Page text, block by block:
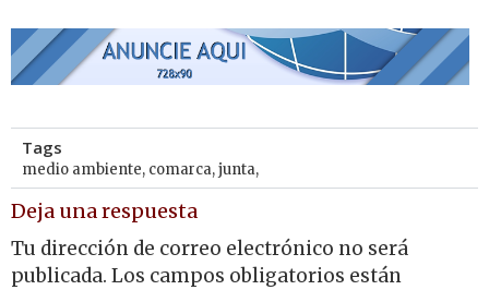
Tags
medio ambiente, comarca,junta,
Deja una respuesta
Tu dirección de correo electrónico no será
publicada. Los campos obligatorios están